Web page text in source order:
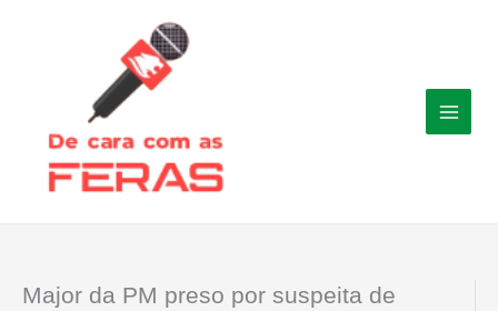
Major da PM preso por suspeita de